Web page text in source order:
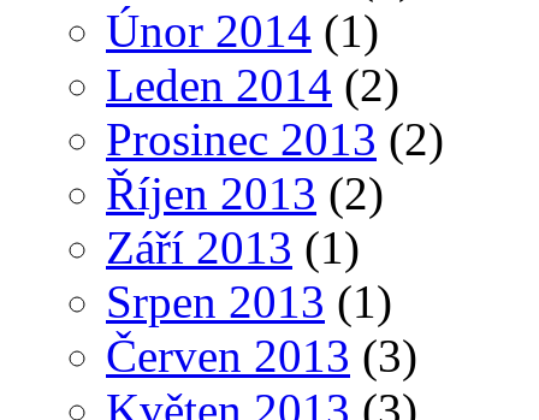
Únor 2014 (1)
Leden 2014 (2)
Prosinec 2013 (2)
Říjen 2013 (2)
Září 2013 (1)
Srpen 2013 (1)
Červen 2013 (3)